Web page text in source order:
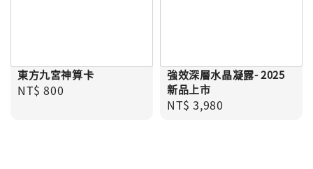
東方九宮神算卡
Regular price
NT$ 800
強效深層水晶凝露- 2025
新品上市
Regular price
NT$ 3,980